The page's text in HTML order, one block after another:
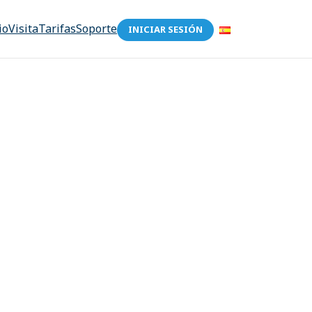
VisitaTarifasSoporte INICIAR SESIÓN